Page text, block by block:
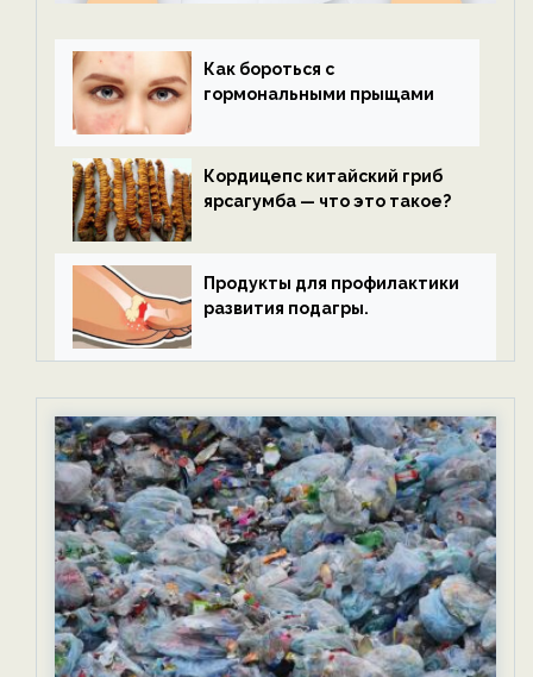
Как бороться с
гормональными прыщами
Кордицепс китайский гриб
ярсагумба — что это такое?
Продукты для профилактики
развития подагры.